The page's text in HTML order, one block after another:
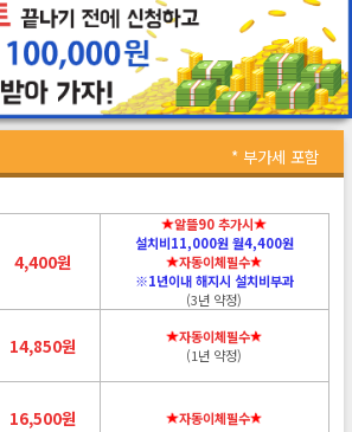
* 부가세 포함
4,400원
알뜰90 추가시
설치비11,000원 월4,400원
자동이체필수
※1년이내 해지시 설치비부과
(3년 약정)
14,850원
자동이체필수
(1년 약정)
16,500원 자동이체필수